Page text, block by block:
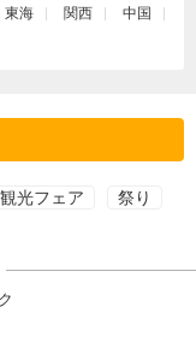
東海 関西 中国
光フェア 祭り